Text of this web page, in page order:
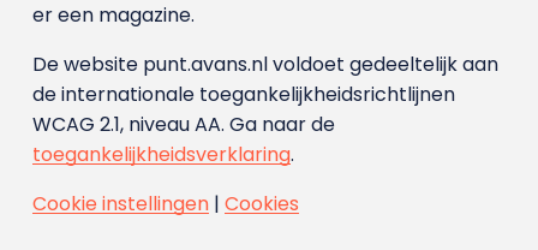
er een magazine.
De website punt.avans.nl voldoet gedeeltelijk aan
de internationale toegankelijkheidsrichtlijnen
WCAG 2.1, niveau AA. Ga naar de
toegankelijkheidsverklaring.
Cookie instellingen| Cookies